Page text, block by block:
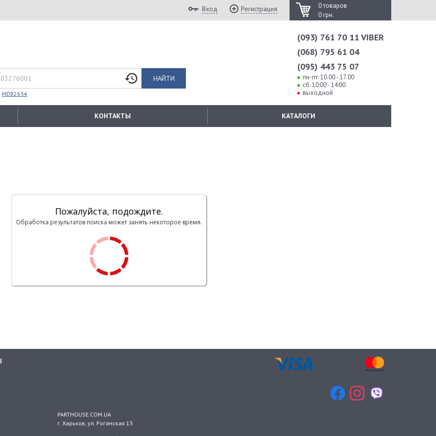
0 товаров
0 грн.
Вход Регистрация
НАЙТИ
MDB2634
(093) 761 70 11 VIBER
(068) 795 61 04
(095) 443 75 07
пн-пт. 10.00 - 17.00
сб. 10:00 - 14:00
выходной
КОНТАКТЫ КАТАЛОГИ
Пожалуйста, подождите.
Обработка результатов поиска может занять некоторое время.
PARTHOUSE.COM.UA
г. Харьков, ул. Роганская 13